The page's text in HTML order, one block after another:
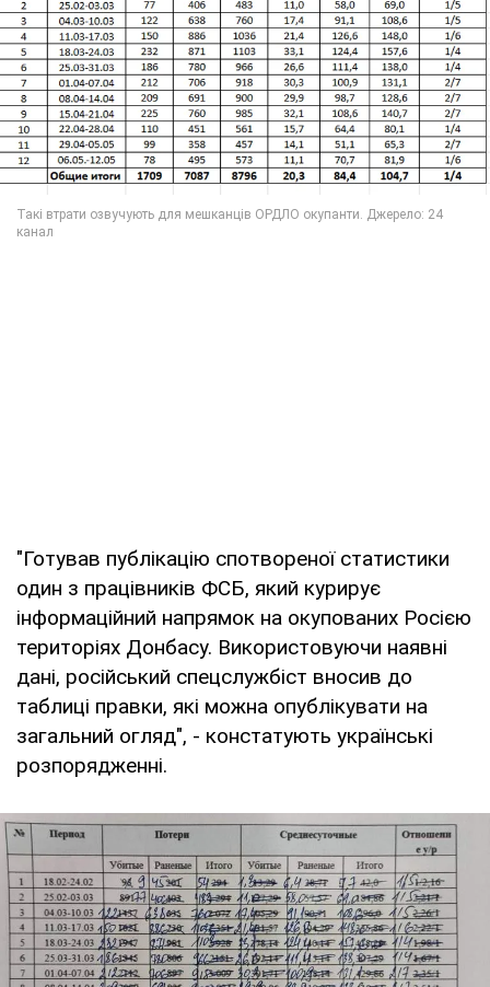
"Готував публікацію спотвореної статистики
один з працівників ФСБ, який курирує
інформаційний напрямок на окупованих Росією
територіях Донбасу. Використовуючи наявні
дані, російський спецслужбіст вносив до
таблиці правки, які можна опублікувати на
загальний огляд", - констатують українські
розпорядженні.